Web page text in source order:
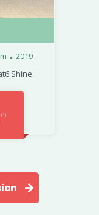
. 2019
Shine.
(1)